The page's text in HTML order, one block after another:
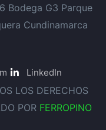
Bodega G3 Parque
Cundinamarca
LOS DERECHOS
POR FERROPINO
LinkedIn